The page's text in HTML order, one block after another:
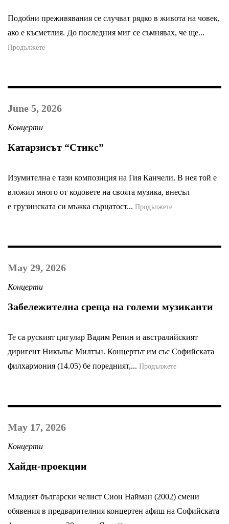
Подобни преживявания се случват рядко в живота на човек,
ако е късметлия. До последния миг се съмнявах, че ще...
Продължете
June 5, 2026
Концерти
Катарзисът “Стикс”
Изумителна е тази композиция на Гия Канчели. В нея той е
вложил много от кодовете на своята музика, внесъл
е грузинската си мъжка сърцатост... Продължете
May 29, 2026
Концерти
Забележителна среща на големи музиканти
Те са руският цигулар Вадим Репин и австралийският
диригент Никълъс Милтън. Концертът им със Софийската
филхармония (14.05) бе поредният,... Продължете
May 17, 2026
Концерти
Хайдн-проекции
Младият български челист Сион Найман (2002) смени
обявения в предварителния концертен афиш на Софийската